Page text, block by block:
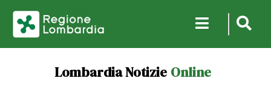
Lombardia Notizie Online